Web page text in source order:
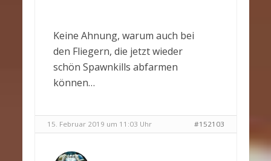
Keine Ahnung, warum auch bei
den Fliegern, die jetzt wieder
schön Spawnkills abfarmen
können…
15. Februar 2019 um 11:03 Uhr #152103